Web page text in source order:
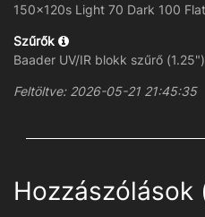
150x120s Light 70 Dark 100
Szűrők
Baader UV/IR blokk szűrő (1.25")
Feltöltve: 2026-05-21 21:45:35
Hozzászólások